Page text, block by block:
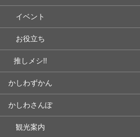
イベント
お役立ち
推しメシ!!
かしわずかん
かしわさんぽ
観光案内